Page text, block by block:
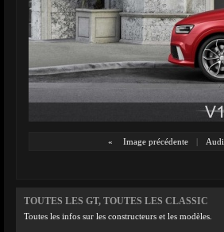
« Image précédente | Audi
TOUTES LES GT, TOUTES LES CLASSIC
Toutes les infos sur les constructeurs et les modèles.